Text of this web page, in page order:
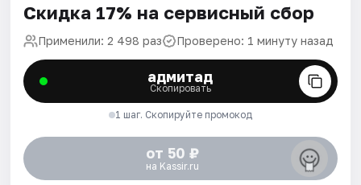
Скидка 17% на сервисный сбор
Применили: 2 498 раз Проверено: 1 минуту назад
адмитад
Скопировать
1 шаг. Скопируйте промокод
от 50 ₽
на Kassir.ru